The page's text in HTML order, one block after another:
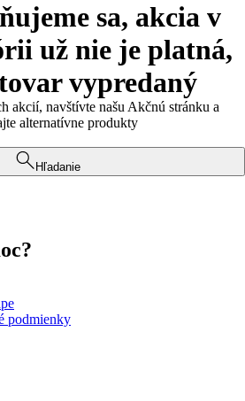
sa, akcia v
už nie je platná,
vypredaný
akcií, navštívte našu Akčnú stránku a
alternatívne produkty
Hľadanie
podmienky